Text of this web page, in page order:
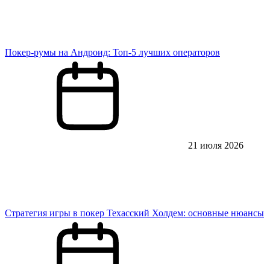
Покер-румы на Андроид: Топ-5 лучших операторов
21 июля 2026
Стратегия игры в покер Техасский Холдем: основные нюансы